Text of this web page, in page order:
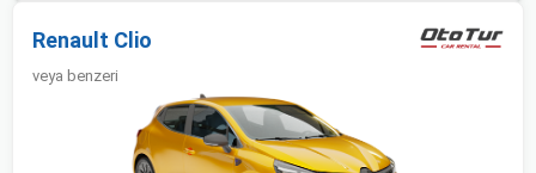
Renault Clio
veya benzeri